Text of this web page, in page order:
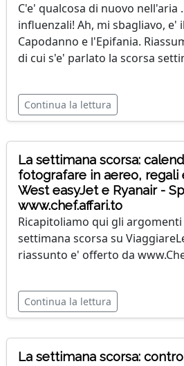
C'e' qualcosa di nuovo nell'aria
influenzali! Ah, mi sbagliavo, e'
Capodanno e l'Epifania.
di cui s'e' parlato la scorsa
Continua la lettura
La settimana scorsa:
fotografare in aereo, regali
West easyJet e Ryanair -
www.chef.affari.to
Ricapitoliamo qui gli
settimana scorsa su
riassunto e' offerto da
Continua la lettura
La settimana scorsa: